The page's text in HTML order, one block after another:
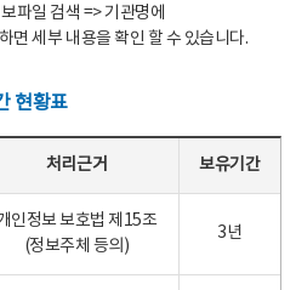
파일 검색 => 기관명에
세부 내용을 확인 할 수 있습니다.
현황표
처리근거 보유기간
인정보 보호법 제15조
(정보주체 등의)
3년